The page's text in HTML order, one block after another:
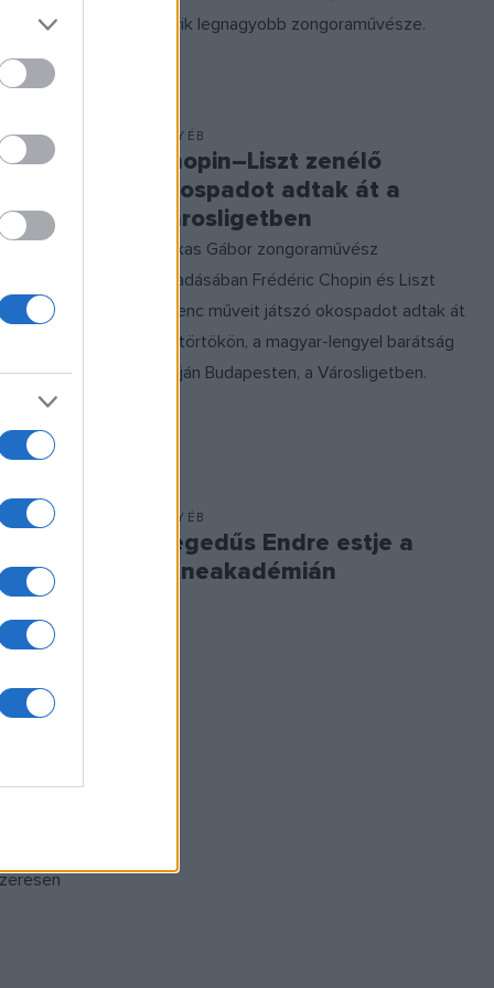
egyik legnagyobb zongoraművésze.
lemez a
EGYÉB
Chopin–Liszt zenélő
okospadot adtak át a
Városligetben
Farkas Gábor zongoraművész
előadásában Frédéric Chopin és Liszt
Ferenc műveit játszó okospadot adtak át
csütörtökön, a magyar-lengyel barátság
napján Budapesten, a Városligetben.
lemezét
a
pillanat
él és
EGYÉB
Hegedűs Endre estje a
Zeneakadémián